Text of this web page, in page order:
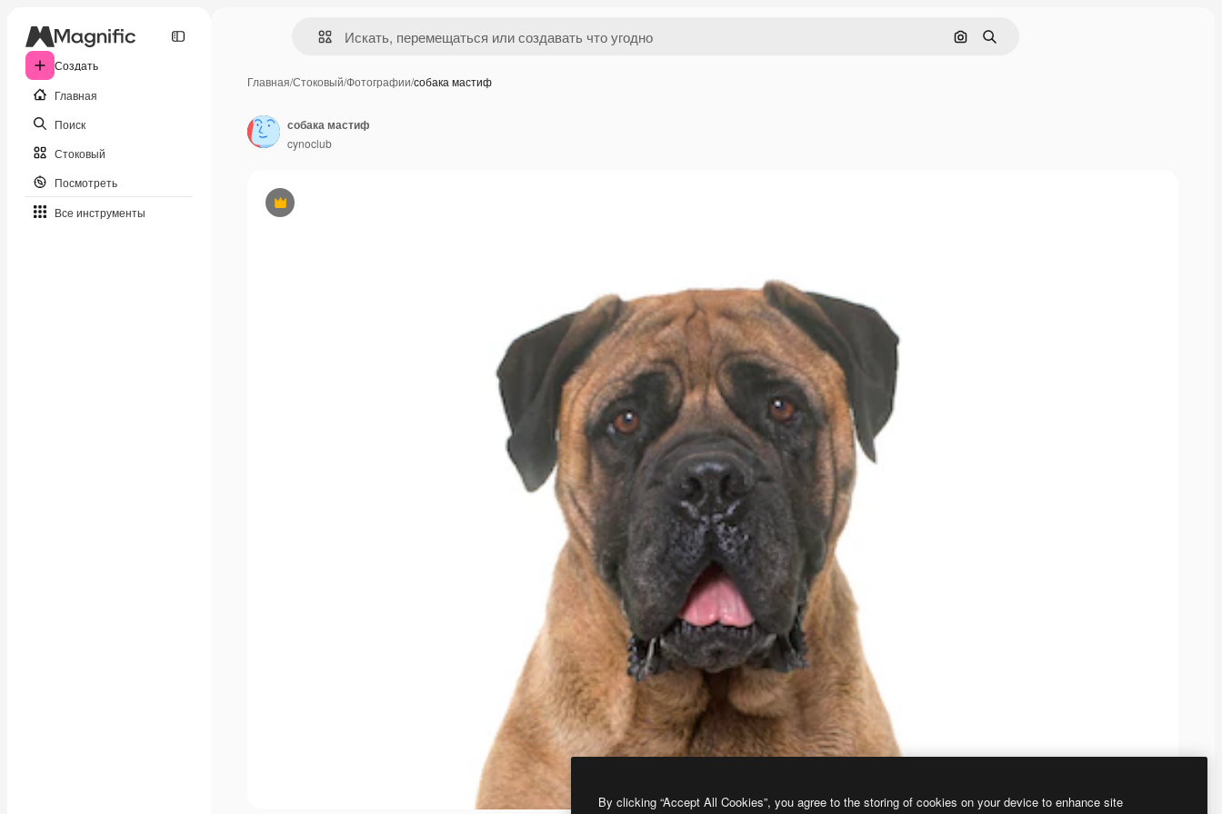
Создать
Главная
Поиск
Стоковый
Посмотреть
Все инструменты
Поиск по изображению
Поиск
Главная/Стоковый/Фотографии/собака мастиф
Премиум
собака мастиф
cynoclub
By clicking “Accept All Cookies”, you agree to the storing of cookies on your device to enhance site